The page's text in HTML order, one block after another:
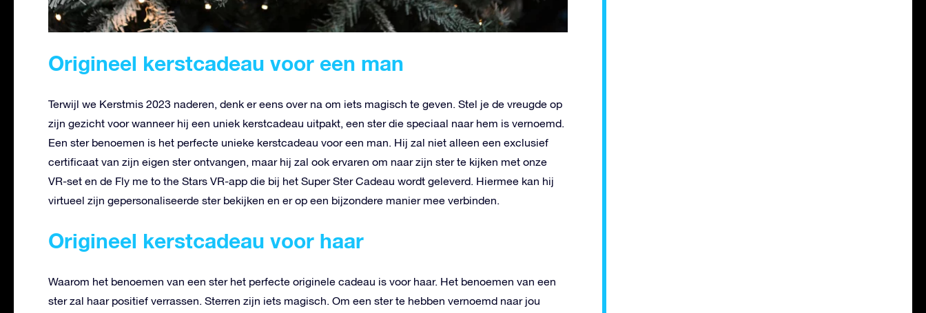
Origineel kerstcadeau voor een man
Terwijl we Kerstmis 2023 naderen, denk er eens over na om iets magisch te geven. Stel je de vreugde op
zijn gezicht voor wanneer hij een uniek kerstcadeau uitpakt, een ster die speciaal naar hem is vernoemd.
Een ster benoemen is het perfecte unieke kerstcadeau voor een man. Hij zal niet alleen een exclusief
certificaat van zijn eigen ster ontvangen, maar hij zal ook ervaren om naar zijn ster te kijken met onze
VR-set en de Fly me to the Stars VR-app die bij het Super Ster Cadeau wordt geleverd. Hiermee kan hij
virtueel zijn gepersonaliseerde ster bekijken en er op een bijzondere manier mee verbinden.
Origineel kerstcadeau voor haar
Waarom het benoemen van een ster het perfecte originele cadeau is voor haar. Het benoemen van een
ster zal haar positief verrassen. Sterren zijn iets magisch. Om een ster te hebben vernoemd naar jou